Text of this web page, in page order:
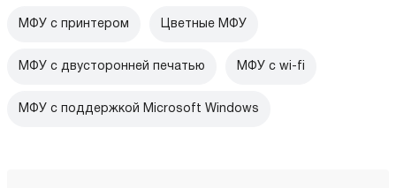
МФУ с принтером Цветные МФУ
МФУ с двусторонней печатью МФУ c wi-fi
МФУ с поддержкой Microsoft Windows